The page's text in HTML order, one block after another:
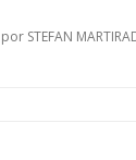
por STEFAN